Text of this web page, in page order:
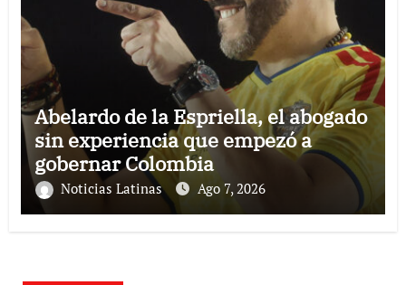
Abelardo de la Espriella, el abogado
sin experiencia que empezó a
gobernar Colombia
Noticias Latinas Ago 7, 2026